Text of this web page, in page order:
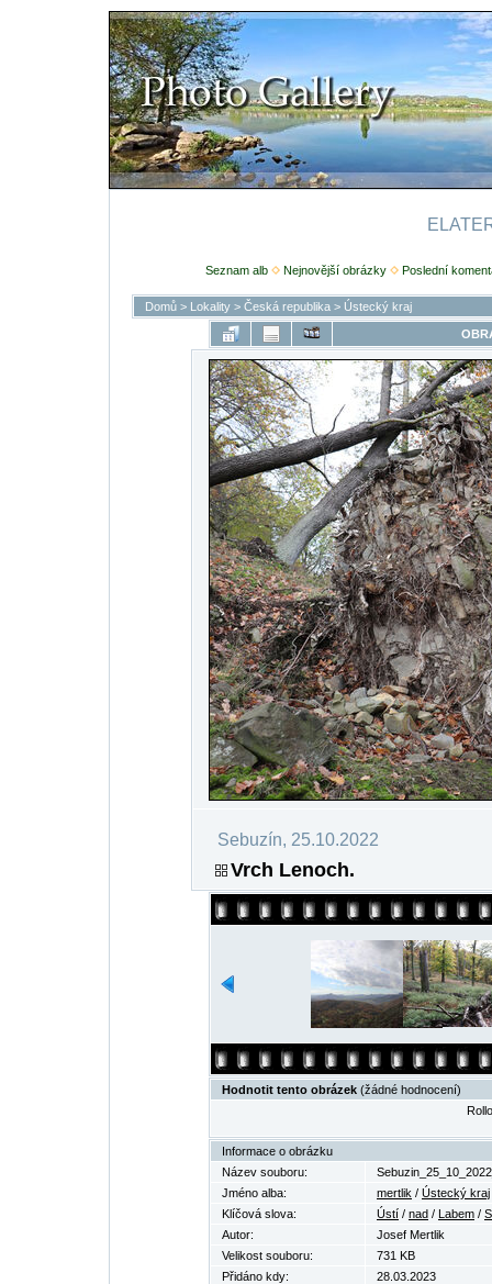
Seznam alb Nejnovější obrázky Poslední
Domů> Lokality> Česká republika> Ústecký kraj
Sebuzín, 25.10.2022
Vrch Lenoch.
Hodnotit tento obrázek (žádné hodnocení)
Informace o obrázku
Název souboru:
Jméno alba:
mertlik / Ústecký kraj
Klíčová slova:
Ústí / nad / Labem /
Autor:
Josef Mertlik
Velikost souboru:
731 KB
Přidáno kdy:
28.03.2023